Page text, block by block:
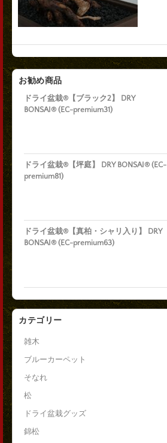
お勧め商品
ドライ盆栽®【ブラック2】 DRY
BONSAI® (EC-premium31)
ドライ盆栽®【坪庭】 DRY BONSAI® (EC-
premium81)
ドライ盆栽®【真柏・シャリ入り】 DRY
BONSAI® (EC-premium63)
カテゴリー
雑木
ブルーカーペット
そなれ
松
ドライ盆栽グッズ
錦松